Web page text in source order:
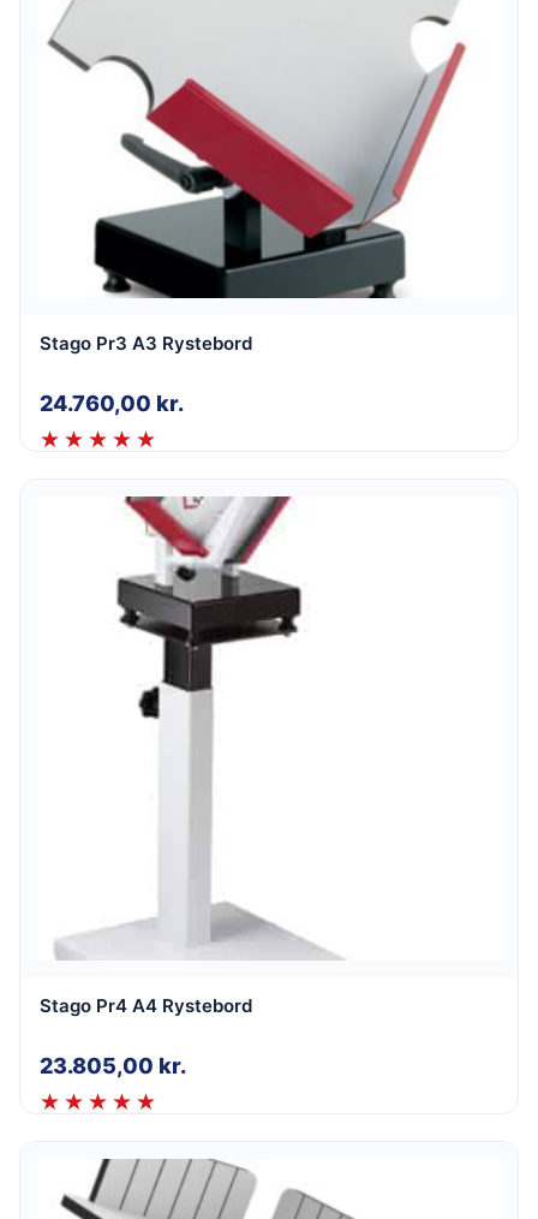
Stago Pr3 A3 Rystebord
24.760,00 kr.
Stago Pr4 A4 Rystebord
23.805,00 kr.